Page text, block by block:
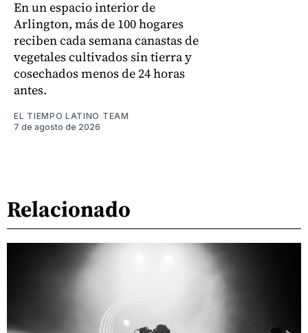
En un espacio interior de
Arlington, más de 100 hogares
reciben cada semana canastas de
vegetales cultivados sin tierra y
cosechados menos de 24 horas
antes.
EL TIEMPO LATINO TEAM
7 de agosto de 2026
Relacionado